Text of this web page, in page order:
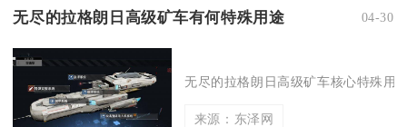
无尽的拉格朗日高级矿车有何特殊用途 04-30
无尽的拉格朗日高级矿车核心特殊用
来源：东泽网